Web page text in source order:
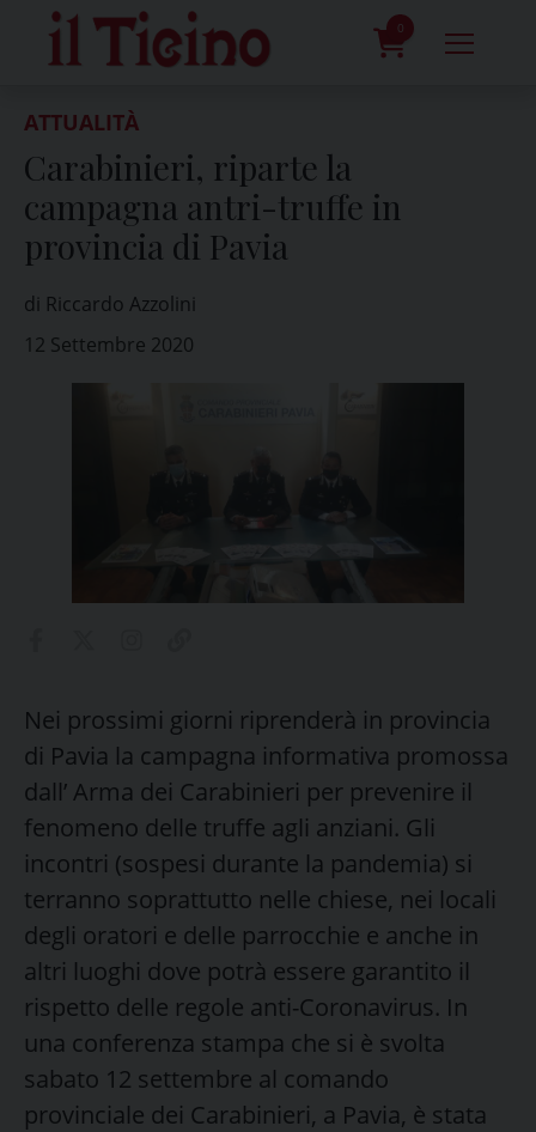
content
0
ATTUALITÀ
Carabinieri, riparte la
campagna antri-truffe in
provincia di Pavia
di Riccardo Azzolini
12 Settembre 2020
Nei prossimi giorni riprenderà in provincia
di Pavia la campagna informativa promossa
dall’ Arma dei Carabinieri per prevenire il
fenomeno delle truffe agli anziani. Gli
incontri (sospesi durante la pandemia) si
terranno soprattutto nelle chiese, nei locali
degli oratori e delle parrocchie e anche in
altri luoghi dove potrà essere garantito il
rispetto delle regole anti-Coronavirus. In
una conferenza stampa che si è svolta
sabato 12 settembre al comando
provinciale dei Carabinieri, a Pavia, è stata